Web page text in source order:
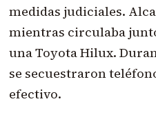
medidas judiciales.
mientras circulaba
una Toyota Hilux.
se secuestraron
efectivo.